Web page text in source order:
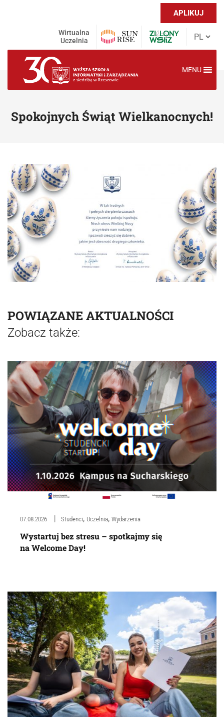
APLIKUJ
Wirtualna
Uczelnia
MENU
Spokojnych Świąt Wielkanocnych!
POWIĄZANE AKTUALNOŚCI
Zobacz także:
07.08.2026 Studenci, Uczelnia, Wydarzenia
Wystartuj bez stresu – spotkajmy się
na Welcome Day!